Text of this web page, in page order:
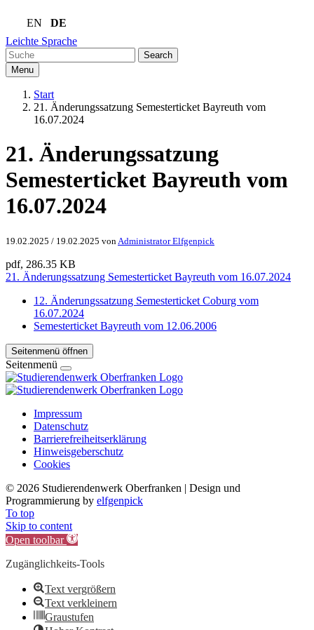
EN
DE
Leichte Sprache
Search
Menu
Start
21. Änderungssatzung Semesterticket Bayreuth vom
16.07.2024
21. Änderungssatzung
Semesterticket Bayreuth vom
16.07.2024
19.02.2025 / 19.02.2025 von Administrator Elfgenpick
pdf, 286.35 KB
21. Änderungssatzung Semesterticket Bayreuth vom 16.07.2024
12. Änderungssatzung Semesterticket Coburg vom
16.07.2024
Semesterticket Bayreuth vom 12.06.2006
Seitenmenü öffnen
Seitenmenü
Impressum
Datenschutz
Barrierefreiheitserklärung
Hinweisgeberschutz
Cookies
© 2026 Studierendenwerk Oberfranken | Design und
Programmierung by elfgenpick
To top
Skip to content
Open toolbar
Zugänglichkeits-Tools
Text vergrößern
Text verkleinern
Graustufen